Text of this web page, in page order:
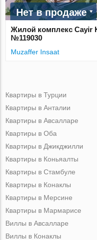
Нет в продаже
Жилой комплекс Cayir
№119030
Muzaffer Insaat
Квартиры в Турции
Квартиры в Анталии
Квартиры в Авсалларе
Квартиры в Оба
Квартиры в Джикджилли
Квартиры в Коньяалты
Квартиры в Стамбуле
Квартиры в Конаклы
Квартиры в Мерсине
Квартиры в Мармарисе
Виллы в Авсалларе
Виллы в Конаклы